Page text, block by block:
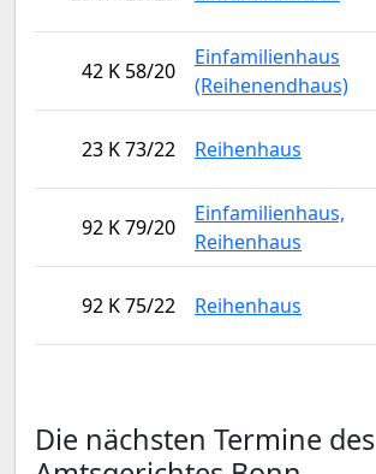
42 K 58/20
Einfamilienhaus
(Reihenendhaus)
23 K 73/22 Reihenhaus
92 K 79/20
Einfamilienhaus,
Reihenhaus
92 K 75/22 Reihenhaus
Die nächsten Termine des